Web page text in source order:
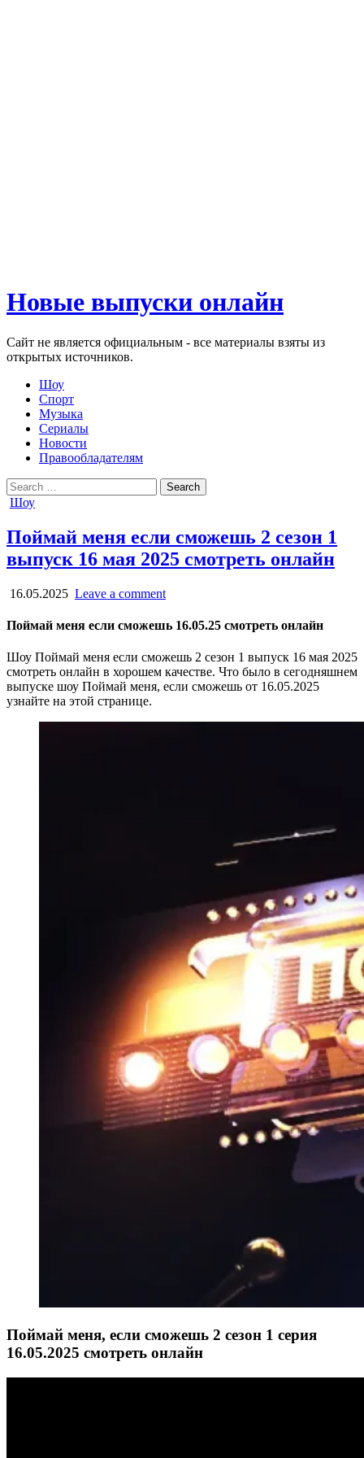
Новые выпуски онлайн
Сайт не является официальным - все материалы взяты из
открытых источников.
Шоу
Спорт
Музыка
Сериалы
Новости
Правообладателям
Search
for:
Posted
Шоу
Поймай меня если сможешь 2 сезон 1
выпуск 16 мая 2025 смотреть онлайн
16.05.2025 Leave a comment
Поймай меня если сможешь 16.05.25 смотреть онлайн
Шоу Поймай меня если сможешь 2 сезон 1 выпуск 16 мая 2025
смотреть онлайн в хорошем качестве. Что было в сегодняшнем
выпуске шоу Поймай меня, если сможешь от 16.05.2025
узнайте на этой странице.
Поймай меня, если сможешь 2 сезон 1 серия
16.05.2025 смотреть онлайн